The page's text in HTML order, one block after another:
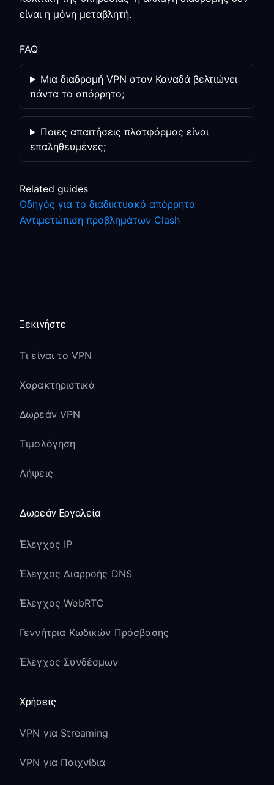
είναι η μόνη μεταβλητή.
FAQ
Μια διαδρομή VPN στον Καναδά βελτιώνει
πάντα το απόρρητο;
Ποιες απαιτήσεις πλατφόρμας είναι
επαληθευμένες;
Related guides
Οδηγός για το διαδικτυακό απόρρητο
Αντιμετώπιση προβλημάτων Clash
Ξεκινήστε
Τι είναι το VPN
Χαρακτηριστικά
Δωρεάν VPN
Τιμολόγηση
Λήψεις
Δωρεάν Εργαλεία
Έλεγχος IP
Έλεγχος Διαρροής DNS
Έλεγχος WebRTC
Γεννήτρια Κωδικών Πρόσβασης
Έλεγχος Συνδέσμων
Χρήσεις
VPN για Streaming
VPN για Παιχνίδια